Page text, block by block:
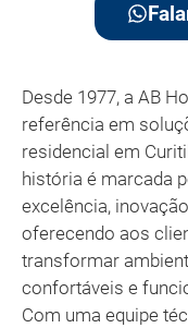
Desde 1977, a AB
referência em
residencial em
história é marcada
excelência,
oferecendo aos
transformar
confortáveis e
Com uma equipe